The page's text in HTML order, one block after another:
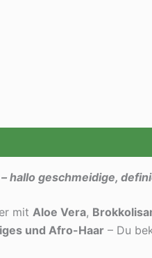
hallo geschmeidige,
mit Aloe Vera,
und Afro-Haar – Du